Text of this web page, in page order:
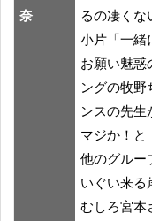
奈
るの凄くな
小片「一緒
お願い魅
ングの牧野
ンスの先生
マジか！と
他のグルー
いぐい来る
むしろ宮本